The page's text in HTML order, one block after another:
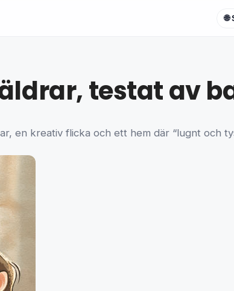
🌐
testat av
en kreativ flicka och ett hem där “lugnt och